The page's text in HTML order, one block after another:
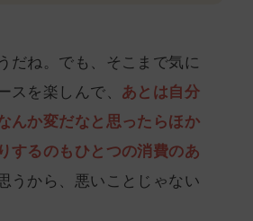
だね。でも、そこまで気に
スを楽しんで、 あとは自分
んか変だなと思ったらほか
するのもひとつの消費のあ
うから、悪いことじゃない